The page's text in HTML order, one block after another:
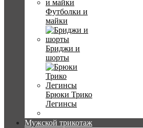
Футболки и
майки
Бриджи и
шорты
Брюки Трико
Легинсы
Мужской трикотаж